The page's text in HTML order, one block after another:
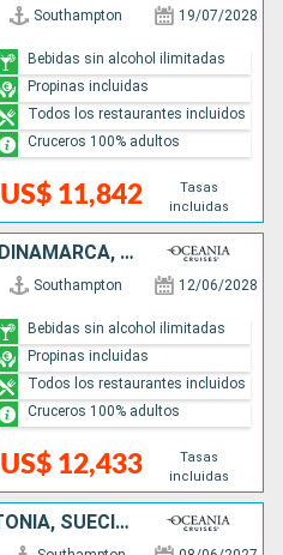
Southampton 19/07/2028
US$ 11,842
Tasas
incluidas
Bebidas sin alcohol ilimitadas
Propinas incluidas
Todos los restaurantes incluidos
Cruceros 100% adultos
REINO UNIDO, NORUEGA, DINAMARCA, ALEMANIA, POLONIA, LITUANIA, LETONIA, ESTONIA, FINLANDIA, SUECIA
Southampton 12/06/2028
US$ 12,433
Tasas
incluidas
Bebidas sin alcohol ilimitadas
Propinas incluidas
Todos los restaurantes incluidos
Cruceros 100% adultos
FINLANDIA, ESTONIA, LETONIA, SUECIA, ALEMANIA, DINAMARCA, REINO UNIDO, IRLANDA, NORUEGA